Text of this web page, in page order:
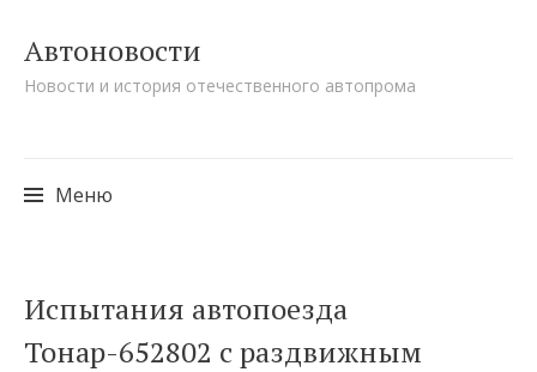
Автоновости
Новости и история отечественного автопрома
Меню
Испытания автопоезда
Тонар-652802 с раздвижным